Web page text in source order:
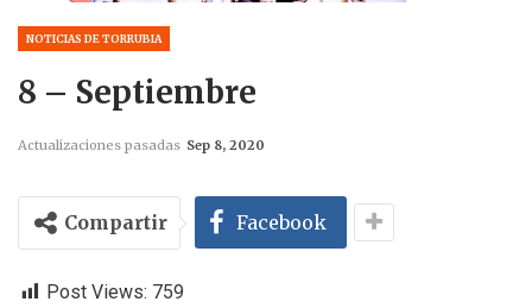
NOTICIAS DE TORRUBIA
8 – Septiembre
Actualizaciones pasadas Sep 8, 2020
Compartir Facebook
Post Views: 759